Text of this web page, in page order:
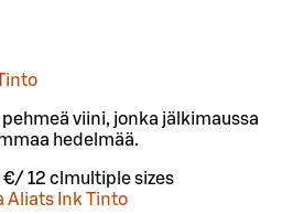
viini, jonka jälkimaussa
hedelmää.
€/ 12 cl multiple sizes
Aliats Ink Tinto